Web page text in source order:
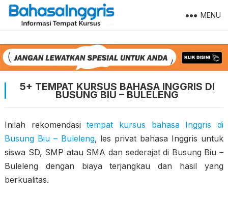
MENU
5+ TEMPAT KURSUS BAHASA INGGRIS DI
BUSUNG BIU – BULELENG
Inilah rekomendasitempat kursus bahasa Inggris di
Busung Biu – Buleleng, les privat bahasa Inggris untuk
siswa SD, SMP atau SMA dan sederajat di Busung Biu –
Buleleng dengan biaya terjangkau dan hasil yang
berkualitas.